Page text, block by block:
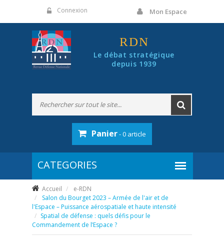
Connexion Mon Espace
RDN
Le débat stratégique
depuis 1939
Panier- 0 article
Accueil
e-RDN
Salon du Bourget 2023 – Armée de l'air et de
l'Espace – Puissance aérospatiale et haute intensité
Spatial de défense : quels défis pour le
Commandement de l’Espace ?